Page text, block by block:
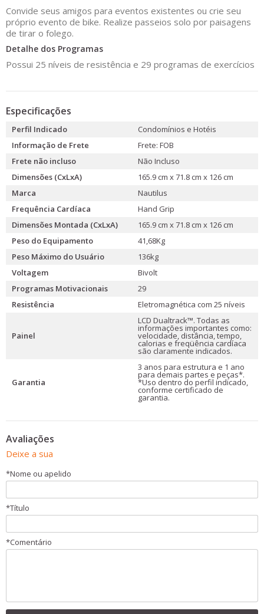
Convide seus amigos para eventos existentes ou crie seu
próprio evento de bike. Realize passeios solo por paisagens
de tirar o folego.
Detalhe dos Programas
Possui 25 níveis de resistência e 29 programas de exercícios
Especificações
Perfil Indicado
Condomínios e Hotéis
Informação de Frete
Frete: FOB
Frete não incluso
Não Incluso
Dimensões (CxLxA)
165.9 cm x 71.8 cm x 126 cm
Marca
Nautilus
Frequência Cardíaca
Hand Grip
Dimensões Montada (CxLxA)
165.9 cm x 71.8 cm x 126 cm
Peso do Equipamento
41,68Kg
Peso Máximo do Usuário
136kg
Voltagem
Bivolt
Programas Motivacionais
29
Resistência
Eletromagnética com 25 níveis
Painel
LCD Dualtrack™. Todas as
informações importantes como:
velocidade, distância, tempo,
calorias e freqüência cardíaca
são claramente indicados.
Garantia
3 anos para estrutura e 1 ano
para demais partes e peças*.
*Uso dentro do perfil indicado,
conforme certificado de
garantia.
Avaliações
Deixe a sua
*Nome ou apelido
*Título
*Comentário